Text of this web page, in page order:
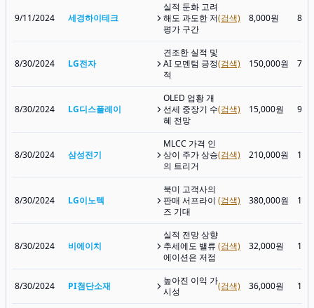
9/11/2024 세경하이테크
실적 둔화 고려
해도 과도한 저
평가 구간
(검색) 8,000원
8/30/2024 LG전자
견조한 실적 및
AI 모멘텀 긍정
적
(검색) 150,000원
8/30/2024 LG디스플레이
OLED 업황 개
선세 중장기 수
혜 전망
(검색) 15,000원
8/30/2024 삼성전기
MLCC 가격 인
상이 주가 상승
의 트리거
(검색) 210,000원
8/30/2024 LG이노텍
북미 고객사의
판매 서프라이
즈 기대
(검색) 380,000원
8/30/2024 비에이치
실적 전망 상향
추세에도 밸류
에이션은 저점
(검색) 32,000원
8/30/2024 PI첨단소재
높아진 이익 가
시성
(검색) 36,000원